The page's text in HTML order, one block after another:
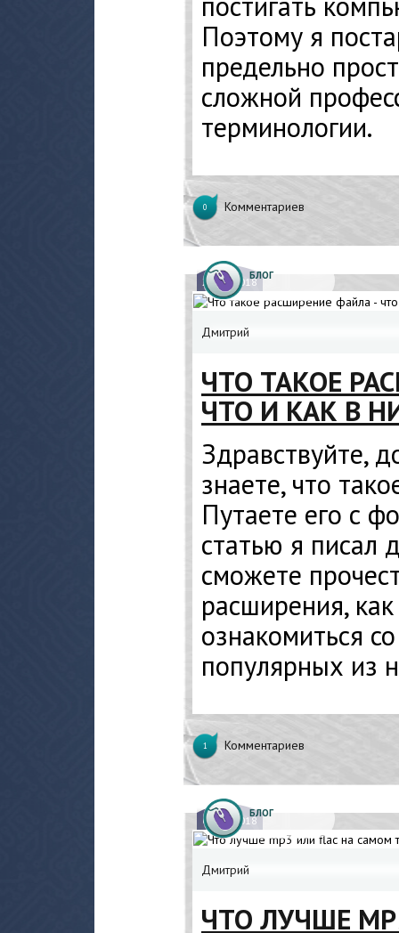
Поэтому я
предельно
сложной
терминологии.
0 Комментариев
24.04.2018
БЛОГ
Дмитрий
ЧТО ТАКОЕ
ЧТО И КАК В
Здравствуйте,
знаете, что
Путаете его с
статью я писал
сможете
расширения,
ознакомиться
популярных из
1 Комментариев
05.04.2018
БЛОГ
Дмитрий
ЧТО ЛУЧШЕ